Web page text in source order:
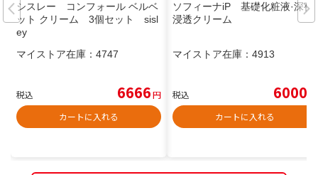
シスレー コンフォール ベルベ
ット クリーム 3個セット sisl
ey
マイストア在庫： 4747
税込 6666円
カートに入れる
ソフィーナiP 基礎化粧液·深夜
浸透クリーム
マイストア在庫： 4913
税込 6000
カートに入れる